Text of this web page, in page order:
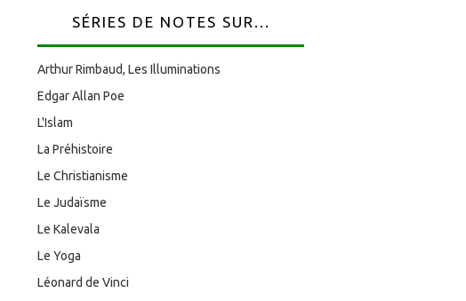
SÉRIES DE NOTES SUR...
Arthur Rimbaud, Les Illuminations
Edgar Allan Poe
L'Islam
La Préhistoire
Le Christianisme
Le Judaïsme
Le Kalevala
Le Yoga
Léonard de Vinci